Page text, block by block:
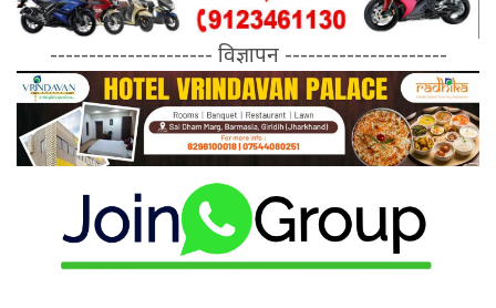
--------------------- विज्ञापन ---------------------